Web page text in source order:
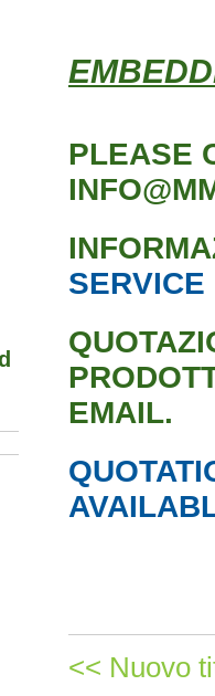
PLEASE
SERVICE
EMAIL.
<< Nuovo